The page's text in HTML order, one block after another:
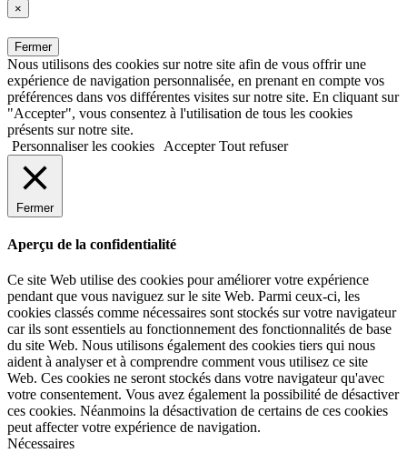
×
Fermer
Nous utilisons des cookies sur notre site afin de vous offrir une
expérience de navigation personnalisée, en prenant en compte vos
préférences dans vos différentes visites sur notre site. En cliquant sur
"Accepter", vous consentez à l'utilisation de tous les cookies
présents sur notre site.
Personnaliser les cookies
Accepter Tout refuser
Fermer
Aperçu de la confidentialité
Ce site Web utilise des cookies pour améliorer votre expérience
pendant que vous naviguez sur le site Web. Parmi ceux-ci, les
cookies classés comme nécessaires sont stockés sur votre navigateur
car ils sont essentiels au fonctionnement des fonctionnalités de base
du site Web. Nous utilisons également des cookies tiers qui nous
aident à analyser et à comprendre comment vous utilisez ce site
Web. Ces cookies ne seront stockés dans votre navigateur qu'avec
votre consentement. Vous avez également la possibilité de désactiver
ces cookies. Néanmoins la désactivation de certains de ces cookies
peut affecter votre expérience de navigation.
Nécessaires